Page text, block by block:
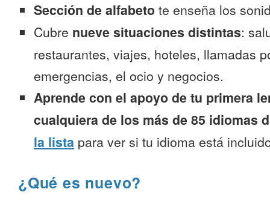
Sección de alfabeto te enseña los
Cubre nueve situaciones distintas:
restaurantes, viajes, hoteles, llamadas
emergencias, el ocio y negocios.
Aprende con el apoyo de tu primera
cualquiera de los más de 85 idiomas
la lista para ver si tu idioma está
¿Qué es nuevo?